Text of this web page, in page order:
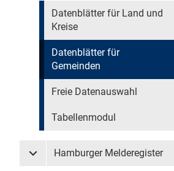
Untermenü überspringen
Datenblätter für Land und
Kreise
Datenblätter für
Gemeinden
Freie Datenauswahl
Tabellenmodul
Untermenü Hamburger
Hamburger Melderegister